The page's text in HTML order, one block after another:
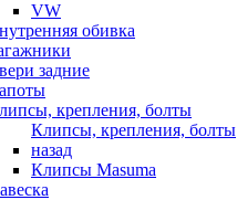
VW
обивка
задние
крепления, болты
Клипсы, крепления, болты
назад
Клипсы Masuma